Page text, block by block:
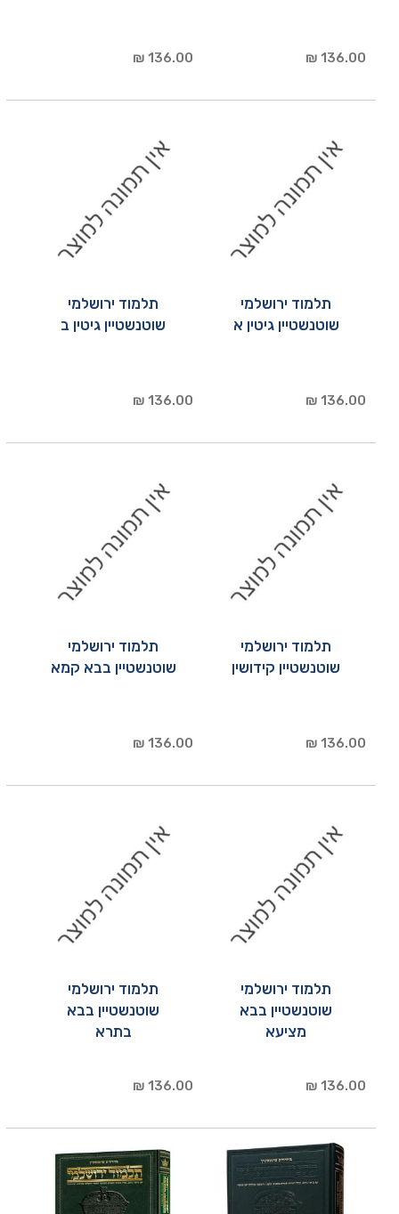
136.00 ₪
136.00 ₪
תלמוד ירושלמי
שוטנשטיין גיטין א
136.00 ₪
תלמוד ירושלמי
שוטנשטיין גיטין ב
136.00 ₪
תלמוד ירושלמי
שוטנשטיין קידושין
136.00 ₪
תלמוד ירושלמי
שוטנשטיין בבא קמא
136.00 ₪
תלמוד ירושלמי
שוטנשטיין בבא
מציעא
136.00 ₪
תלמוד ירושלמי
שוטנשטיין בבא
בתרא
136.00 ₪